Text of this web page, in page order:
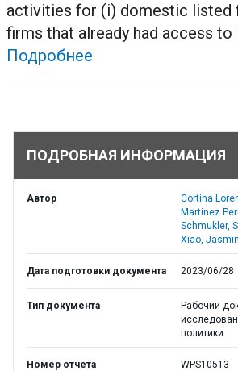
activities for (i) domestic listed
firms that already had access to
Подробнее
ПОДРОБНАЯ ИНФОРМАЦИЯ
Автор
Cortina
Martinez
Schmukler,
Xiao,
Дата подготовки документа 2023/06/28
Тип документа
Рабочий
политики
Номер отчета WPS10513